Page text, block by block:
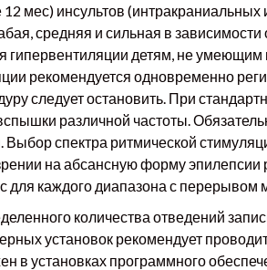
мес) инсультов
средняя и сильная в зависимости
детям, не
рекомендуется одновременно
следует остановить. При
различной частоты.
спектра ритмической
на абсансную форму
для каждого диапазона с
количества отведений
установок рекомендует
установках программного